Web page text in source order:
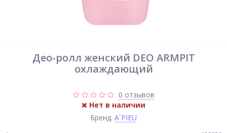
Део-ролл женский DEO ARMPIT
охлаждающий
0 отзывов
Нет в наличии
Бренд: A`PIEU